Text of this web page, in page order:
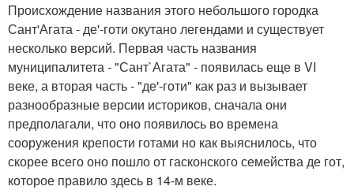
Происхождение названия этого небольшого городка
Сант'Агата - де'-готи окутано легендами и существует
несколько версий. Первая часть названия
муниципалитета - "Сант`Агата" - появилась еще в VI
веке, а вторая часть - "де'-готи" как раз и вызывает
разнообразные версии историков, сначала они
предполагали, что оно появилось во времена
сооружения крепости готами но как выяснилось, что
скорее всего оно пошло от гасконского семейства де гот,
которое правило здесь в 14-м веке.